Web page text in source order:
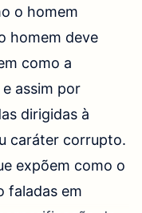
encerrá-Lo
Lo a suas
vocês deveriam
buscar as
aceitar a
se submeter
o homem
é a verdade e
o homem
homem deve
como a
assim por
dirigidas à
caráter corrupto.
expõem como o
faladas em